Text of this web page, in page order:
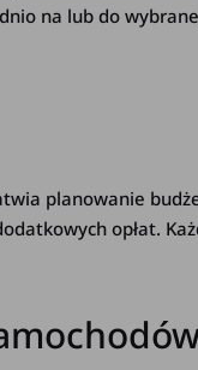
na lub do
planowanie
opłat.